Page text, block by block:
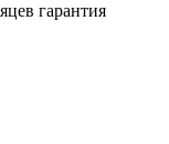
гарантия